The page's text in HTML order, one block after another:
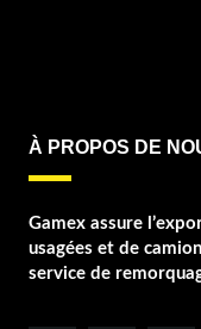
À PROPOS DE
Gamex assure
usagées et de
service de